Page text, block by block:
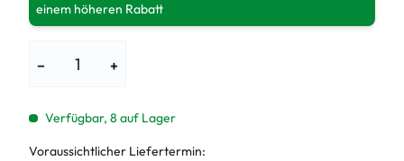
einem höheren Rabatt
− +
Verfügbar, 8 auf Lager
Voraussichtlicher Liefertermin: